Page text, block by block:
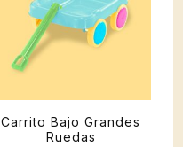
Carrito Bajo Grandes
Ruedas